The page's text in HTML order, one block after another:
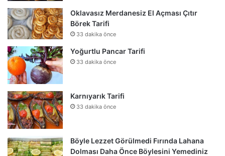
Oklavasız Merdanesiz El Açması Çıtır
Börek Tarifi
33 dakika önce
Yoğurtlu Pancar Tarifi
33 dakika önce
Karnıyarık Tarifi
33 dakika önce
Böyle Lezzet Görülmedi Fırında Lahana
Dolması Daha Önce Böylesini Yemediniz